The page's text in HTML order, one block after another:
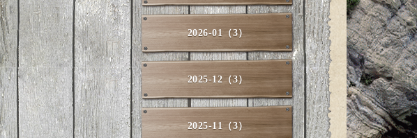
2026-01（3）
2025-12（3）
2025-11（3）